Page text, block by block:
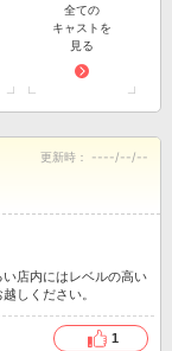
全ての
キャストを
見る
更新時： ----/--/--
店内にはレベルの高い
しください。
1